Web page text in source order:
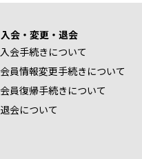
入会・変更・退会
入会手続きについて
会員情報変更手続きについて
会員復帰手続きについて
退会について